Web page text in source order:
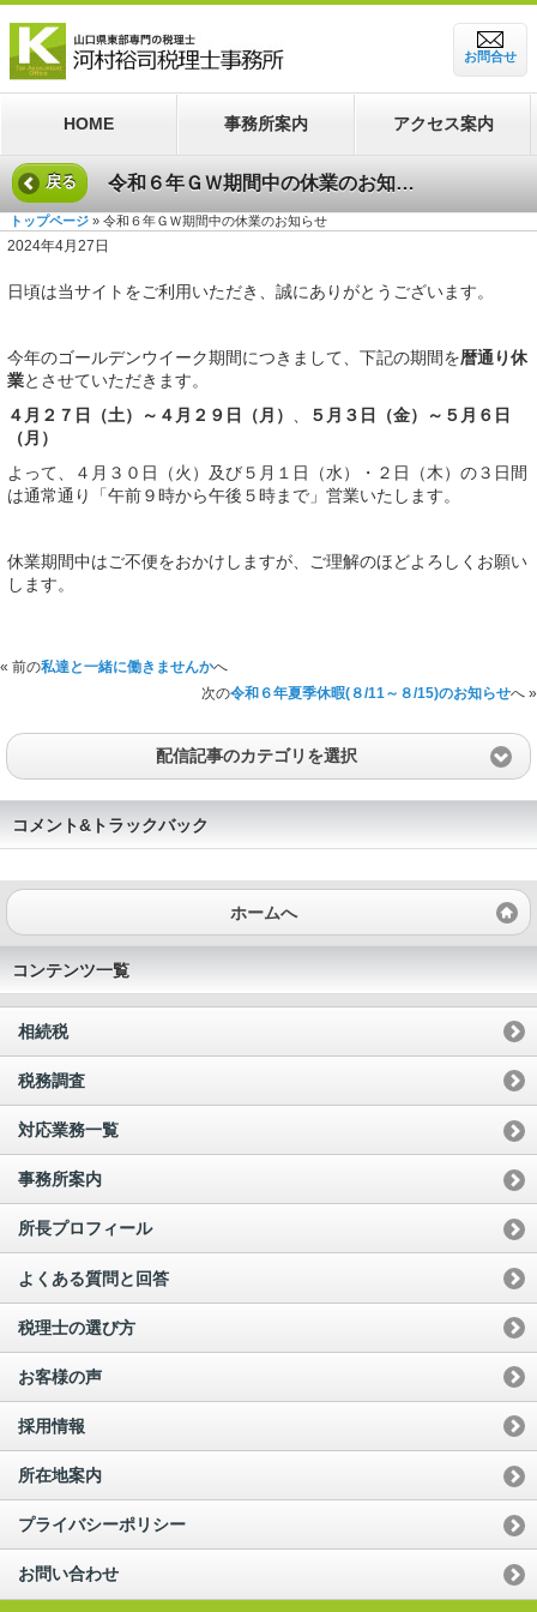
お問合せ
HOME 事務所案内 アクセス案内
戻る 令和６年ＧＷ期間中の休業のお知らせ
トップページ » 令和６年ＧＷ期間中の休業のお知らせ
2024年4月27日
日頃は当サイトをご利用いただき、誠にありがとうございます。
今年のゴールデンウイーク期間につきまして、下記の期間を暦通り休
業とさせていただきます。
４月２７日（土）～４月２９日（月） 、
５月３日（金）～５月６日
（月）
よって、４月３０日（火）及び５月１日（水）・２日（木）の３日間
は通常通り「午前９時から午後５時まで」営業いたします。
休業期間中はご不便をおかけしますが、ご理解のほどよろしくお願い
します。
« 前の私達と一緒に働きませんかへ
次の令和６年夏季休暇(８/11～８/15)のお知らせへ »
配信記事のカテゴリを選択
コメント&トラックバック
ホームへ
コンテンツ一覧
相続税
税務調査
対応業務一覧
事務所案内
所長プロフィール
よくある質問と回答
税理士の選び方
お客様の声
採用情報
所在地案内
プライバシーポリシー
お問い合わせ